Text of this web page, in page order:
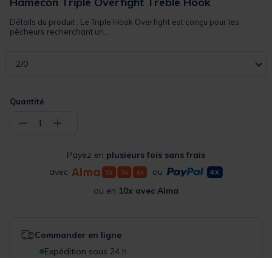
Détails du produit : Le Triple Hook Overfight est conçu pour les
pêcheurs recherchant un...
2/0
Quantité
− 1 +
Payez en plusieurs fois sans frais
avec
ou
ou en 10x avec Alma
Commander en ligne
Expédition sous 24 h